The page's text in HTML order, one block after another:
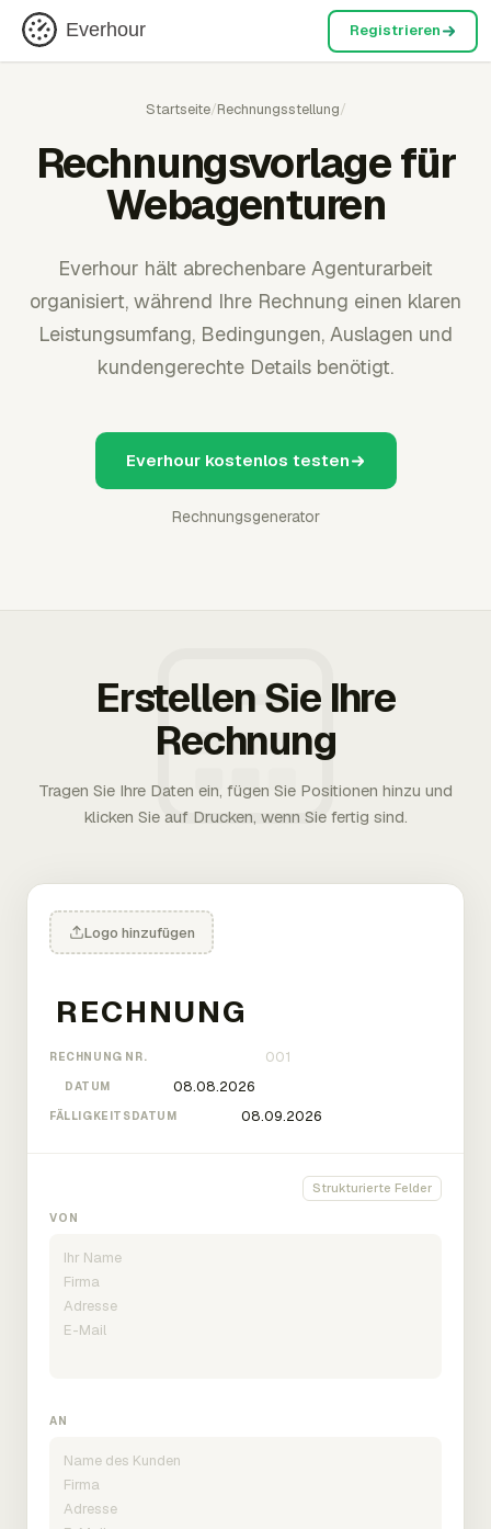
Everhour Registrieren
Startseite/Rechnungsstellung/
Rechnungsvorlage für
Webagenturen
Everhour hält abrechenbare Agenturarbeit
organisiert, während Ihre Rechnung einen klaren
Leistungsumfang, Bedingungen, Auslagen und
kundengerechte Details benötigt.
Everhour kostenlos testen
Rechnungsgenerator
Erstellen Sie Ihre
Rechnung
Tragen Sie Ihre Daten ein, fügen Sie Positionen hinzu und
klicken Sie auf Drucken, wenn Sie fertig sind.
Logo hinzufügen
RECHNUNG NR.
DATUM
FÄLLIGKEITSDATUM
Strukturierte Felder
VON
AN